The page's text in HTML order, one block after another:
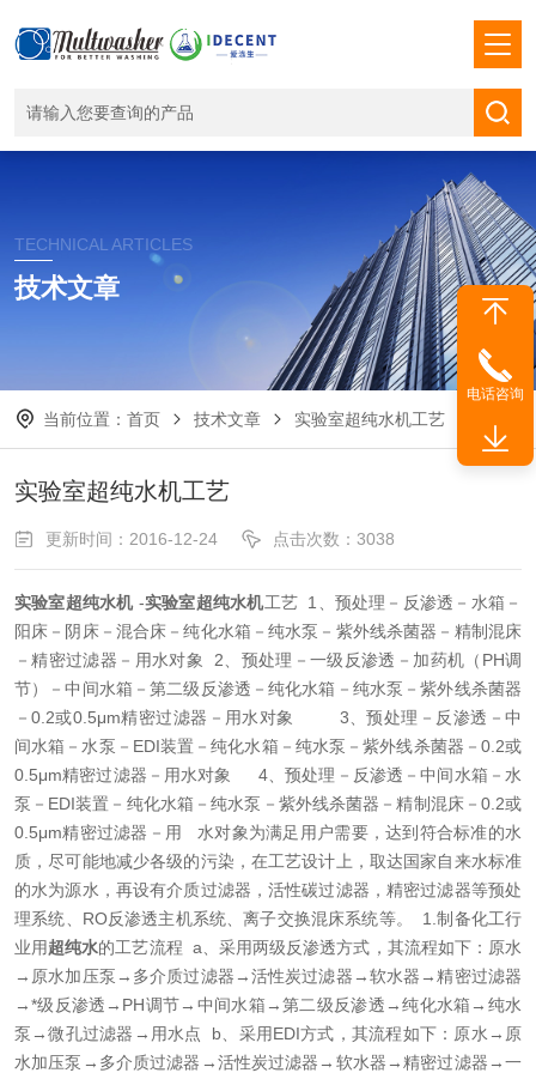
TECHNICAL ARTICLES
技术文章
当前位置： 首页 技术文章 实验室超纯水机工艺
实验室超纯水机工艺
更新时间：2016-12-24 点击次数：3038
实验室超纯水机-实验室超纯水机工艺1、预处理－反渗透－水箱－
阳床－阴床－混合床－纯化水箱－纯水泵－紫外线杀菌器－精制混床
－精密过滤器－用水对象
2、预处理－一级反渗透－加药机（PH调
节）－中间水箱－第二级反渗透－纯化水箱－纯水泵－紫外线杀菌器
－0.2或0.5μm精密过滤器－用水对象
3、预处理－反渗透－中
间水箱－水泵－EDI装置－纯化水箱－纯水泵－紫外线杀菌器－0.2或
0.5μm精密过滤器－用水对象
4、预处理－反渗透－中间水箱－水
泵－EDI装置－纯化水箱－纯水泵－紫外线杀菌器－精制混床－0.2或
0.5μm精密过滤器－用 水对象为满足用户需要，达到符合标准的水
质，尽可能地减少各级的污染，在工艺设计上，取达国家自来水标准
的水为源水，再设有介质过滤器，活性碳过滤器，精密过滤器等预处
理系统、RO反渗透主机系统、离子交换混床系统等。
1.制备化工行
业用超纯水的工艺流程 a、采用两级反渗透方式，其流程如下： 原水
→原水加压泵→多介质过滤器→活性炭过滤器→软水器→精密过滤器
→*级反渗透→PH调节→中间水箱→第二级反渗透→纯化水箱→纯水
泵→微孔过滤器→用水点 b、采用EDI方式，其流程如下： 原水→原
水加压泵→多介质过滤器→活性炭过滤器→软水器→精密过滤器→一
电话咨询